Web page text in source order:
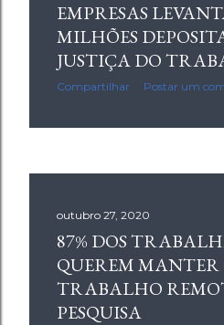
EMPRESAS
MILHÕES
JUSTIÇA DO
Compartilhar Postar um
outubro 27, 2020
87% DOS
QUEREM MANTER
TRABALHO
PESQUISA